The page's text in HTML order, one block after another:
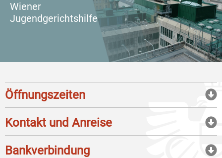
Wiener
Jugendgerichtshilfe
Öffnungszeiten
Kontakt und Anreise
Bankverbindung